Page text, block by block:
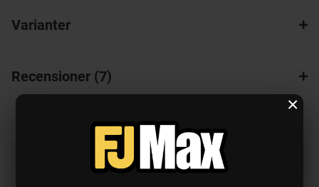
×
Varianter
Recensioner 7
Produkten köps ofta ihop med: